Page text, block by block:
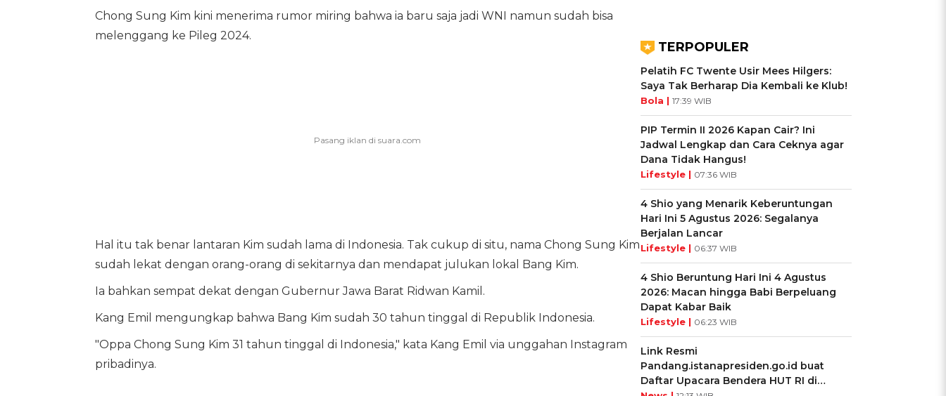
Chong Sung Kim kini menerima rumor miring bahwa ia baru saja jadi WNI namun sudah bisa
melenggang ke Pileg 2024.
Hal itu tak benar lantaran Kim sudah lama di Indonesia. Tak cukup di situ, nama Chong Sung Kim
sudah lekat dengan orang-orang di sekitarnya dan mendapat julukan lokal Bang Kim.
Ia bahkan sempat dekat dengan Gubernur Jawa Barat Ridwan Kamil.
Kang Emil mengungkap bahwa Bang Kim sudah 30 tahun tinggal di Republik Indonesia.
"Oppa Chong Sung Kim 31 tahun tinggal di Indonesia," kata Kang Emil via unggahan Instagram
pribadinya.
TERPOPULER
Pelatih FC Twente Usir Mees Hilgers:
Saya Tak Berharap Dia Kembali ke Klub!
Bola | 17:39 WIB
PIP Termin II 2026 Kapan Cair? Ini
Jadwal Lengkap dan Cara Ceknya agar
Dana Tidak Hangus!
Lifestyle | 07:36 WIB
4 Shio yang Menarik Keberuntungan
Hari Ini 5 Agustus 2026: Segalanya
Berjalan Lancar
Lifestyle | 06:37 WIB
4 Shio Beruntung Hari Ini 4 Agustus
2026: Macan hingga Babi Berpeluang
Dapat Kabar Baik
Lifestyle | 06:23 WIB
Link Resmi
Pandang.istanapresiden.go.id buat
Daftar Upacara Bendera HUT RI di